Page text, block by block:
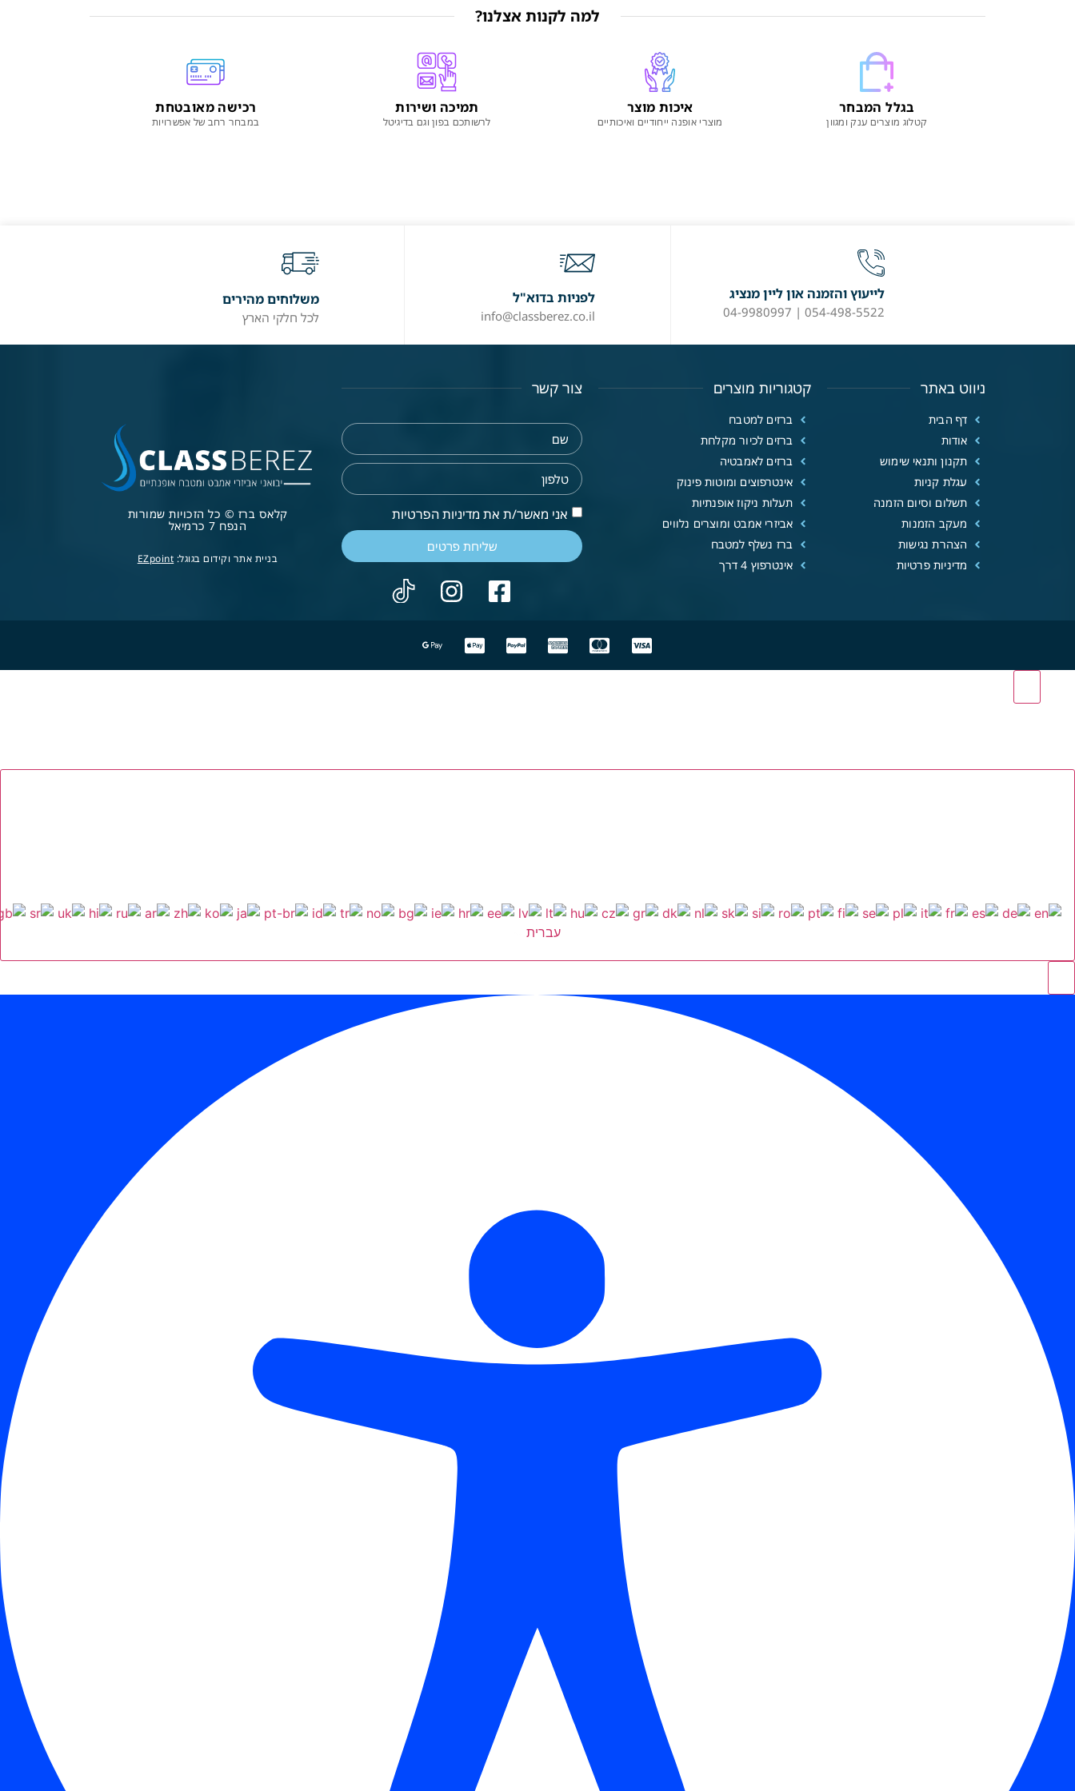
למה לקנות אצלנו?
בגלל המבחר
קטלוג מוצרים ענק ומגוון
איכות מוצר
מוצרי אופנה ייחודיים ואיכותיים
תמיכה ושירות
לרשותכם בפון וגם בדיגיטל
רכישה מאובטחת
במבחר רחב של אפשרויות
לייעוץ והזמנה און ליין מנציג
054-498-5522 | 04-9980997
לפניות בדוא"ל
info@classberez.co.il
משלוחים מהירים
לכל חלקי הארץ
ניווט באתר
דף הבית
אודות
תקנון ותנאי שימוש
עגלת קניות
תשלום וסיום הזמנה
מעקב הזמנות
הצהרת נגישות
מדיניות פרטיות
קטגוריות מוצרים
ברזים למטבח
ברזים לכיור מקלחת
ברזים לאמבטיה
אינטרפוצים ומוטות פינוק
תעלות ניקוז אופנתיות
אביזרי אמבט ומוצרים נלווים
ברז נשלף למטבח
אינטרפוץ 4 דרך
צור קשר
אני מאשר/ת את מדיניות הפרטיות
שליחת פרטים
קלאס ברז © כל הזכויות שמורות
הנפח 7 כרמיאל
בניית אתר וקידום בגוגל: EZpoint
עברית